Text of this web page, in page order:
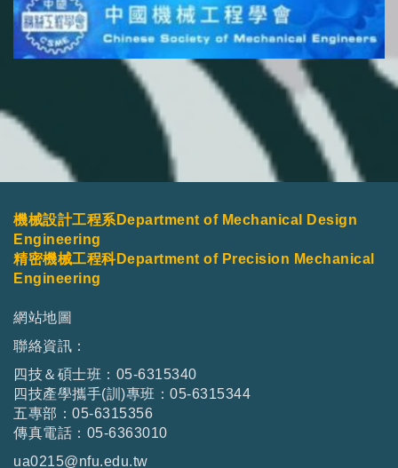
機械設計工程系Department of Mechanical Design
Engineering
精密機械工程科Department of Precision Mechanical
Engineering
網站地圖
聯絡資訊：
四技＆碩士班：05-6315340
四技產學攜手(訓)專班：05-6315344
五專部：05-6315356
傳真電話：05-6363010
ua0215@nfu.edu.tw